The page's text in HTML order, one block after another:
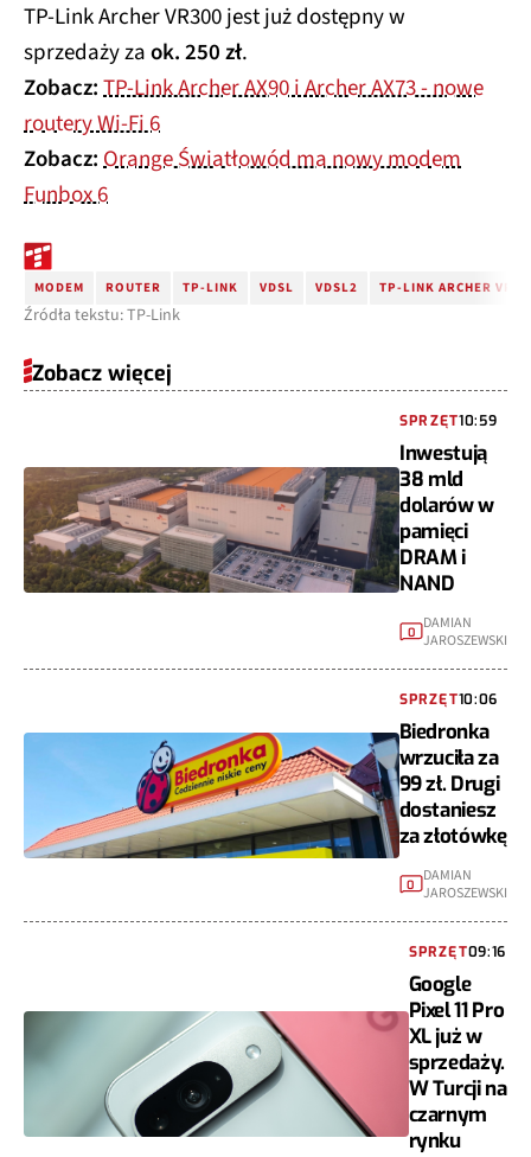
TP-Link Archer VR300 jest już dostępny w
sprzedaży zaok. 250 zł.
Zobacz:TP-Link Archer AX90 i Archer AX73 - nowe
routery Wi-Fi 6
Zobacz:Orange Światłowód ma nowy modem
Funbox 6
MODEM ROUTER TP-LINK VDSL VDSL2 TP-LINK ARCHER
Źródła tekstu: TP-Link
Zobacz więcej
SPRZĘT10:59
Inwestują
38 mld
dolarów w
pamięci
DRAM i
NAND
0
DAMIAN
JAROSZEWSKI
SPRZĘT10:06
Biedronka
wrzuciła za
99 zł. Drugi
dostaniesz
za złotówkę
0 DAMIAN
JAROSZEWSKI
SPRZĘT09:16
Google
Pixel 11 Pro
XL już w
sprzedaży.
W Turcji na
czarnym
rynku